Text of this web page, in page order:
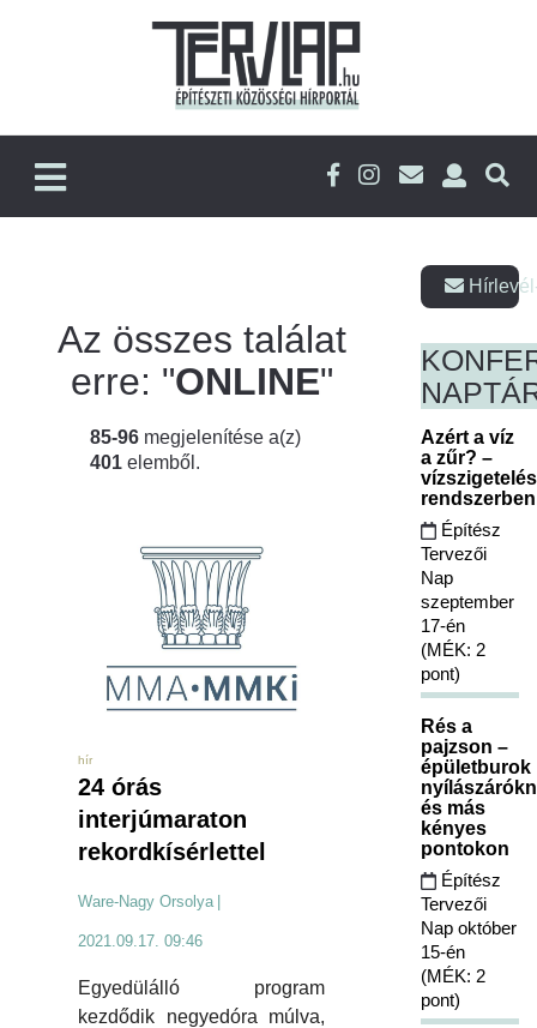
Az összes találat
erre: "ONLINE"
85-96 megjelenítése a(z)
401 elemből.
hír
24 órás
interjúmaraton
rekordkísérlettel
Ware-Nagy Orsolya
2021.09.17. 09:46
Egyedülálló program
kezdődik negyedóra múlva,
Azért a víz
a zűr? –
Építész
Tervezői
Nap
szeptember
17-én
(MÉK: 2
pont)
Rés a
pajzson –
épületburok
és más
kényes
pontokon
Építész
Tervezői
Nap október
15-én
(MÉK: 2
pont)